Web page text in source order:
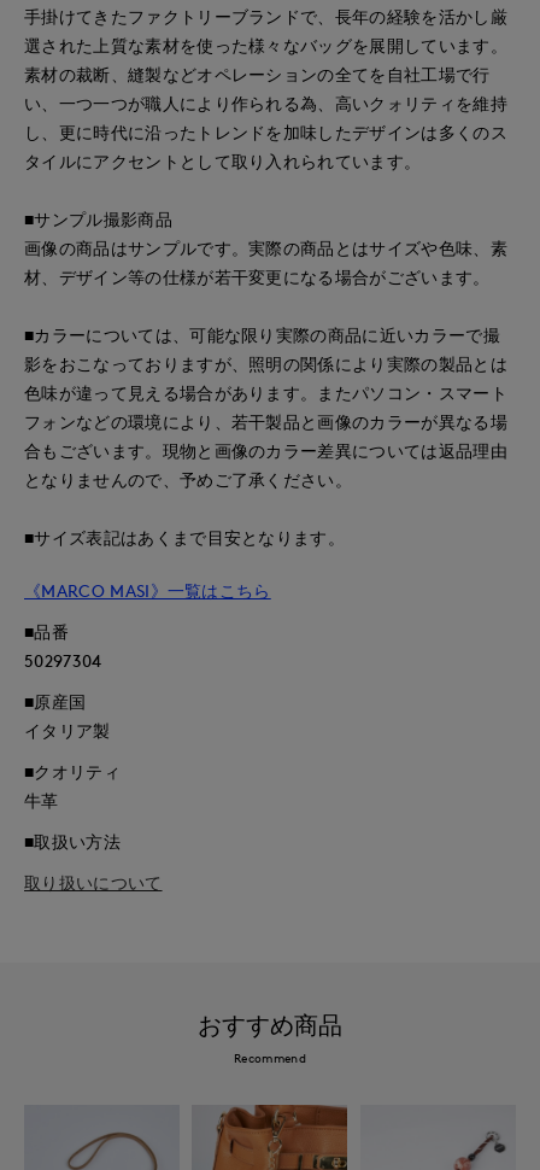
手掛けてきたファクトリーブランドで、長年の経験を活かし厳
選された上質な素材を使った様々なバッグを展開しています。
素材の裁断、縫製などオペレーションの全てを自社工場で行
い、一つ一つが職人により作られる為、高いクォリティを維持
し、更に時代に沿ったトレンドを加味したデザインは多くのス
タイルにアクセントとして取り入れられています。
■サンプル撮影商品
画像の商品はサンプルです。実際の商品とはサイズや色味、素
材、デザイン等の仕様が若干変更になる場合がございます。
■カラーについては、可能な限り実際の商品に近いカラーで撮
影をおこなっておりますが、照明の関係により実際の製品とは
色味が違って見える場合があります。またパソコン・スマート
フォンなどの環境により、若干製品と画像のカラーが異なる場
合もございます。現物と画像のカラー差異については返品理由
となりませんので、予めご了承ください。
■サイズ表記はあくまで目安となります。
《MARCO MASI》一覧はこちら
■品番
50297304
■原産国
イタリア製
■クオリティ
牛革
■取扱い方法
取り扱いについて
おすすめ商品
Recommend